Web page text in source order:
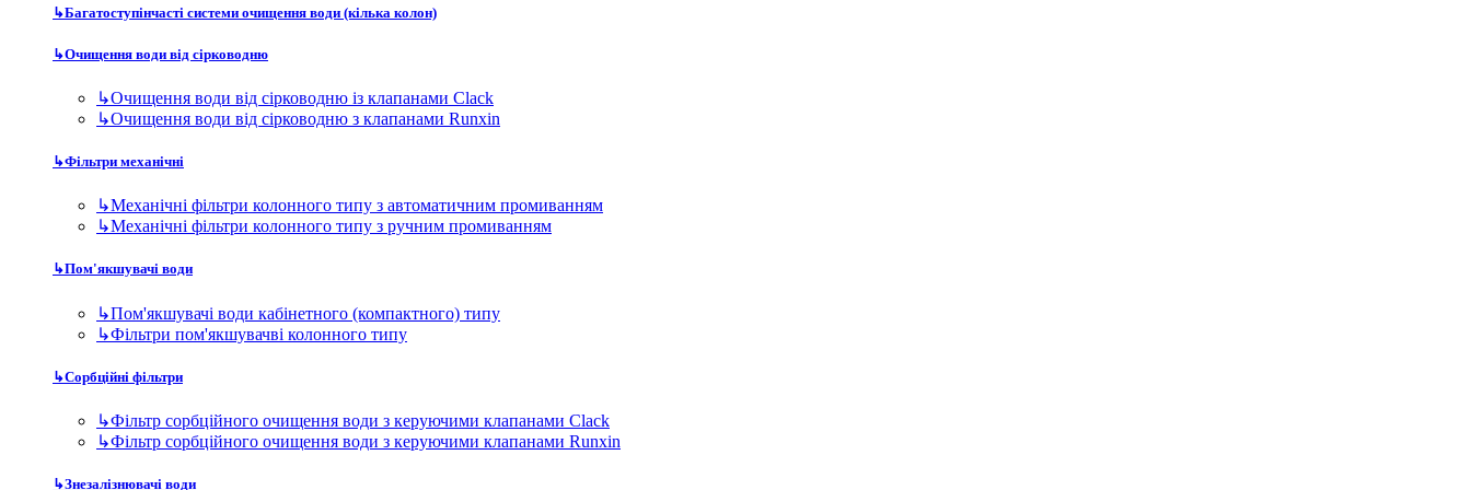
↳Багатоступінчасті системи очищення води (кілька колон)
↳Очищення води від сірководню
↳Очищення води від сірководню із клапанами Clack
↳Очищення води від сірководню з клапанами Runxin
↳Фільтри механічні
↳Механічні фільтри колонного типу з автоматичним промиванням
↳Механічні фільтри колонного типу з ручним промиванням
↳Пом'якшувачі води
↳Пом'якшувачі води кабінетного (компактного) типу
↳Фільтри пом'якшувачві колонного типу
↳Сорбційні фільтри
↳Фільтр сорбційного очищення води з керуючими клапанами Clack
↳Фільтр сорбційного очищення води з керуючими клапанами Runxin
↳Знезалізнювачі води